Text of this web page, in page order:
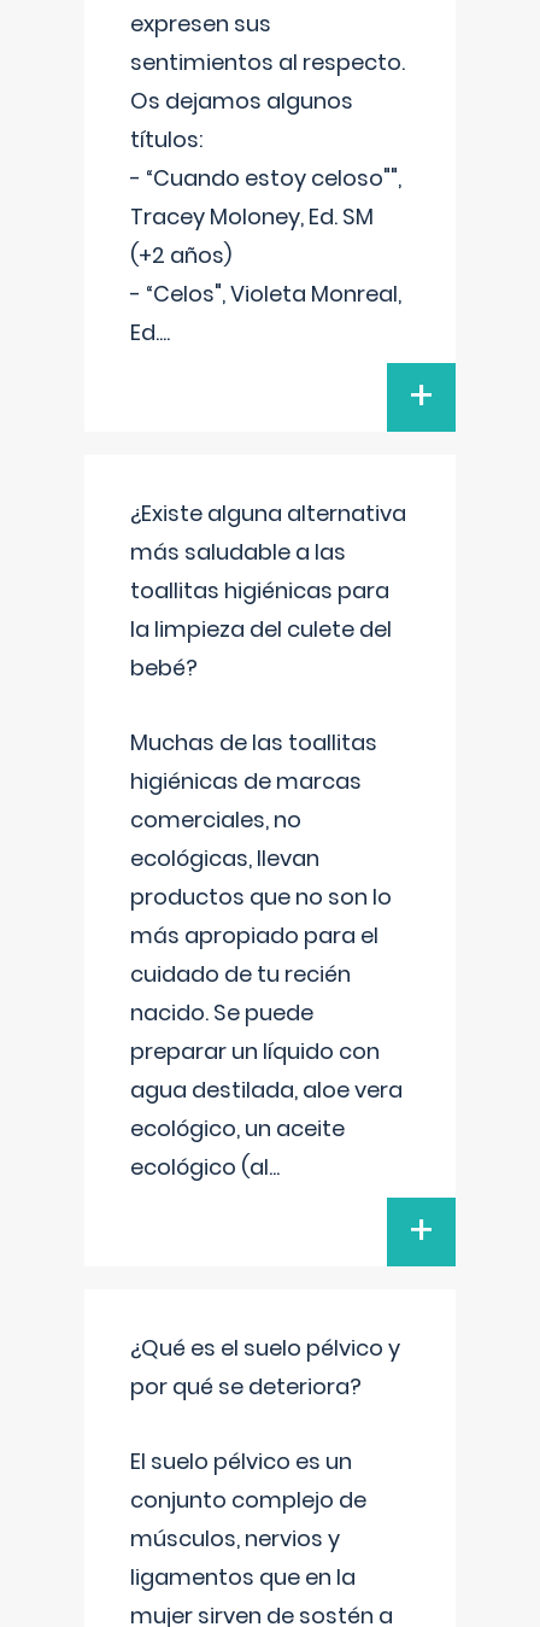
expresen sus
sentimientos al respecto.
Os dejamos algunos
títulos:
- “Cuando estoy celoso"",
Tracey Moloney, Ed. SM
(+2 años)
- “Celos", Violeta Monreal,
Ed....
+
¿Existe alguna alternativa
más saludable a las
toallitas higiénicas para
la limpieza del culete del
bebé?
Muchas de las toallitas
higiénicas de marcas
comerciales, no
ecológicas, llevan
productos que no son lo
más apropiado para el
cuidado de tu recién
nacido. Se puede
preparar un líquido con
agua destilada, aloe vera
ecológico, un aceite
ecológico (al...
+
¿Qué es el suelo pélvico y
por qué se deteriora?
El suelo pélvico es un
conjunto complejo de
músculos, nervios y
ligamentos que en la
mujer sirven de sostén a